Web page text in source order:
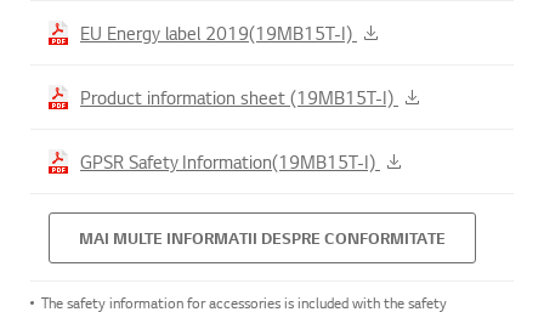
EU Energy label 2019(19MB15T-I)
Product information sheet (19MB15T-I)
GPSR Safety Information(19MB15T-I)
MAI MULTE INFORMATII DESPRE CONFORMITATE
The safety information for accessories is included with the safety